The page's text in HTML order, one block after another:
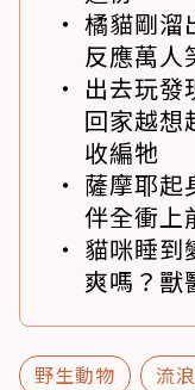
橘貓剛溜
反應萬人
出去玩發
回家越想
收編牠
薩摩耶
伴全衝上
貓咪睡到
爽嗎？獸
野生動物 流